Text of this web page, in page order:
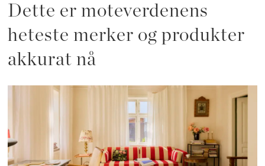
Dette er moteverdenens
heteste merker og produkter
akkurat nå